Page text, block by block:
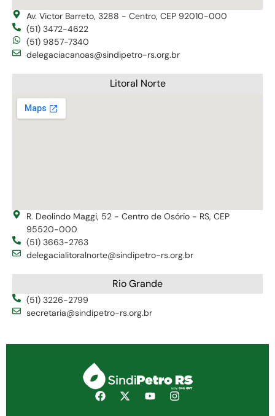
Av. Victor Barreto, 3288 - Centro, CEP 92010-000
(51) 3472-4622
(51) 9857-7340
delegaciacanoas@sindipetro-rs.org.br
Litoral Norte
R. Deolindo Maggi, 52 - Centro de Osório - RS, CEP
95520-000
(51) 3663-2763
delegacialitoralnorte@sindipetro-rs.org.br
Rio Grande
(51) 3226-2799
secretaria@sindipetro-rs.org.br